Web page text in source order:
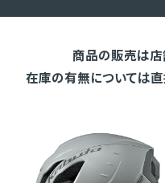
商品の販売は店
在庫の有無については